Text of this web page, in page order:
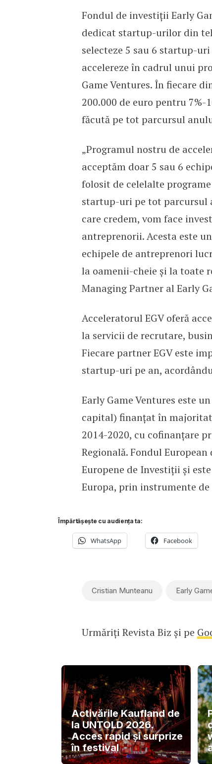
Investiții pentru
Fondul de investiţii Early
dedicat startup-urilor din
selecteze 5 sau 6 startup-
accelereze în cadrul unui
Game Ventures. În fiecare
200.000 de euro pentru
făcută pe tot parcursul
„Programul nostru de
acceptăm doar 5 sau 6
folosit de celelalte
startup-uri pe tot parcursul
care credem, vom face
antreprenorii. Acesta este
echipele de antreprenori
la oamenii-cheie şi la toate
Managing Partner al Early
Acceleratorul EGV oferă
la servicii de recrutare,
Fiecare partner EGV este
startup-uri pe an,
Early Game Ventures este
capital) finanțat în
2014-2020, cu cofinanțare
Regională. Fondul
Europene de Investiţii şi
Europa, prin instrumente
Împărtășește cu audiența ta:
WhatsApp Facebook
Cristian Munteanu Early
Urmăriți Revista Biz și pe
Activările Kaufland de
la UNTOLD 2026.
Acces rapid și surprize
în festival